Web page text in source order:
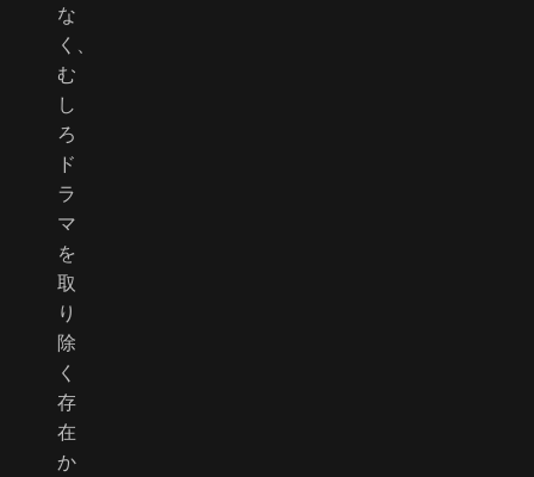
な
く、
む
し
ろ
ド
ラ
マ
を
取
り
除
く
存
在
か